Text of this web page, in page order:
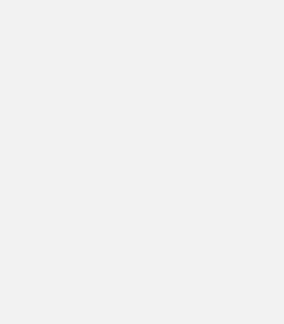
аннотирования
автоматизация
интерфейс.
форматы
с государственными
предприятиями,